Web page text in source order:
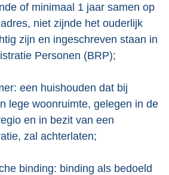
of minimaal 1 jaar samen op
niet zijnde het ouderlijk
zijn en ingeschreven staan in
Personen (BRP);
een huishouden dat bij
lege woonruimte, gelegen in de
en in bezit van een
zal achterlaten;
binding: binding als bedoeld